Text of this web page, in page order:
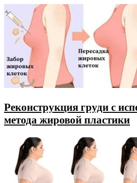
Реконструкция груди с
метода жировой пластики